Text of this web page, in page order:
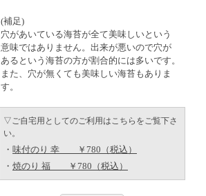
(補足)
穴があいている海苔が全て美味しいという
意味ではありません。出来が悪いので穴が
あるという海苔の方が割合的には多いです。
また、穴が無くても美味しい海苔もありま
す。
▽ご自宅用としてのご利用はこちらをご覧下さ
い。
・ 味付のり 幸 ￥780（税込）
・ 焼のり 福 ￥780（税込）